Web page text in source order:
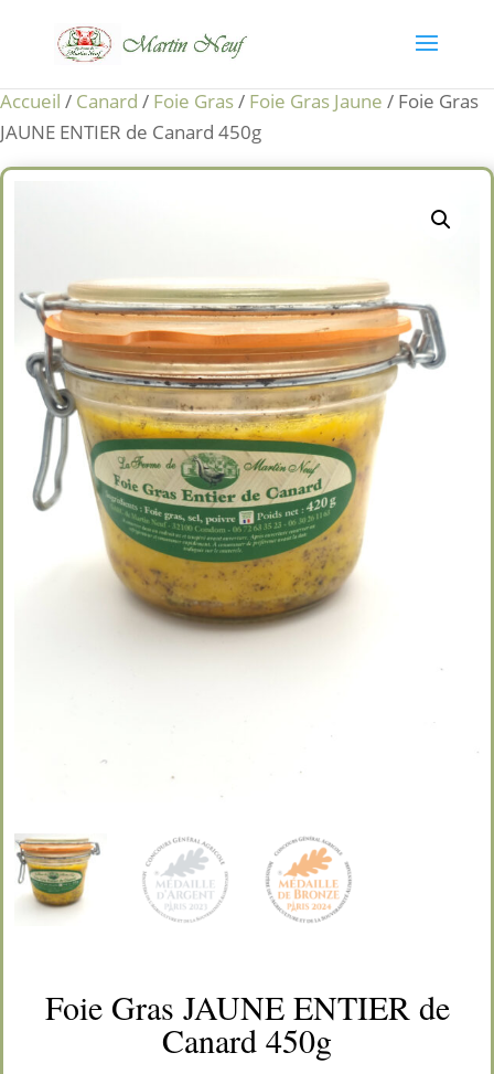
Accueil / Canard / Foie Gras/ Foie Gras Jaune / Foie Gras
JAUNE ENTIER de Canard 450g
Foie Gras JAUNE ENTIER de
Canard 450g